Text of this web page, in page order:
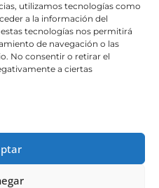
utilizamos tecnologías como
a la información del
tecnologías nos permitirá
de navegación o las
No consentir o retirar el
a ciertas